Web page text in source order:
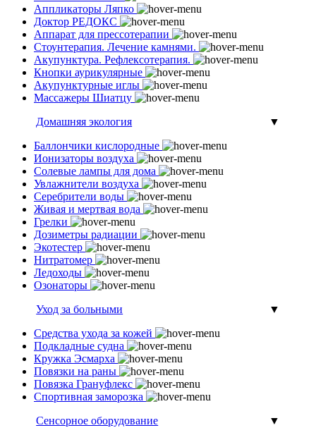
Аппликаторы Ляпко
Доктор РЕДОКС
Аппарат для прессотерапии
Стоунтерапия. Лечение камнями.
Акупунктура. Рефлексотерапия.
Кнопки аурикулярные
Акупунктурные иглы
Массажеры Шиатцу
Домашняя экология
▼
Баллончики кислородные
Ионизаторы воздуха
Солевые лампы для дома
Увлажнители воздуха
Серебрители воды
Живая и мертвая вода
Грелки
Дозиметры радиации
Экотестер
Нитратомер
Ледоходы
Озонаторы
Уход за больными
▼
Средства ухода за кожей
Подкладные судна
Кружка Эсмарха
Повязки на раны
Повязка Грануфлекс
Спортивная заморозка
Сенсорное оборудование
▼